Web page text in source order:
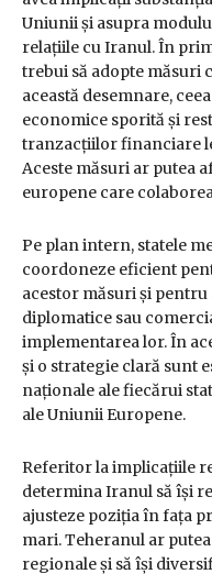
Uniunii și asupra
relațiile cu Iranul. În
trebui să adopte măsuri
această desemnare,
economice sporită și
tranzacțiilor financiare
Aceste măsuri ar putea
europene care
Pe plan intern, statele
coordoneze eficient
acestor măsuri și
diplomatice sau
implementarea lor. În
și o strategie clară sunt
naționale ale fiecărui
ale Uniunii Europene.
Referitor la implicațiile
determina Iranul să își
ajusteze poziția în fața
mari. Teheranul ar
regionale și să își